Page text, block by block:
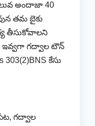
అందాజా 40
తమ బైకు
తీసుకోవాలని
ఇవ్వగా గద్వాల టౌన్
303(2)BNS కేసు
గద్వాల